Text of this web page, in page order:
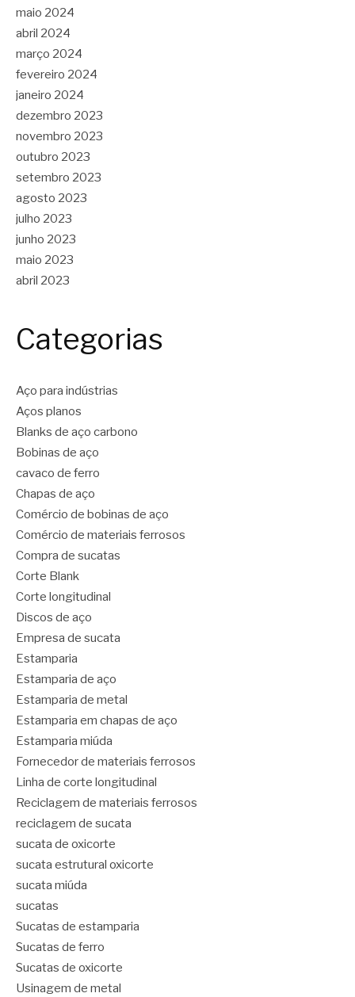
maio 2024
abril 2024
março 2024
fevereiro 2024
janeiro 2024
dezembro 2023
novembro 2023
outubro 2023
setembro 2023
agosto 2023
julho 2023
junho 2023
maio 2023
abril 2023
Categorias
Aço para indústrias
Aços planos
Blanks de aço carbono
Bobinas de aço
cavaco de ferro
Chapas de aço
Comércio de bobinas de aço
Comércio de materiais ferrosos
Compra de sucatas
Corte Blank
Corte longitudinal
Discos de aço
Empresa de sucata
Estamparia
Estamparia de aço
Estamparia de metal
Estamparia em chapas de aço
Estamparia miúda
Fornecedor de materiais ferrosos
Linha de corte longitudinal
Reciclagem de materiais ferrosos
reciclagem de sucata
sucata de oxicorte
sucata estrutural oxicorte
sucata miúda
sucatas
Sucatas de estamparia
Sucatas de ferro
Sucatas de oxicorte
Usinagem de metal